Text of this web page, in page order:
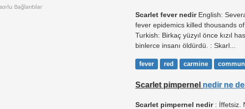
Scarlet fever nedirEnglish:
fever epidemics killed thousands
Turkish: Birkaç yüzyıl önce kızıl
binlerce insanı öldürdü. : Skarl...
fever red carmine
Scarlet pimpernel nedir ne
Scarlet pimpernel nedir: İffetsiz.